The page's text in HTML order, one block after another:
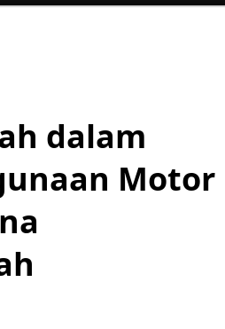
dalam
Motor